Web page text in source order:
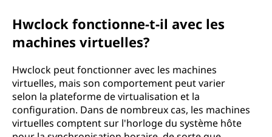
Hwclock fonctionne-t-il avec les
machines virtuelles?
Hwclock peut fonctionner avec les machines
virtuelles, mais son comportement peut varier
selon la plateforme de virtualisation et la
configuration. Dans de nombreux cas, les machines
virtuelles comptent sur l'horloge du système hôte